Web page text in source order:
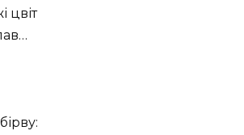
цвіт